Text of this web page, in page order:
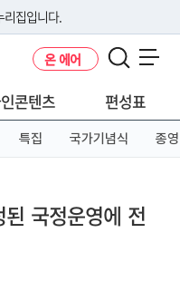
리집입니다.
사용하고 있다면 아래 URL에
온 에어
콘텐츠 편성표
특집 국가기념식 종영
국정운영에 전